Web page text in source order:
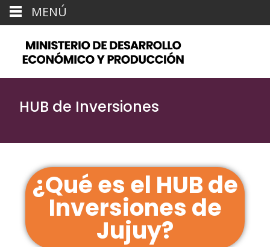
HUB de Inversiones
¿Qué es el HUB de
Inversiones de
Jujuy?
MENÚ